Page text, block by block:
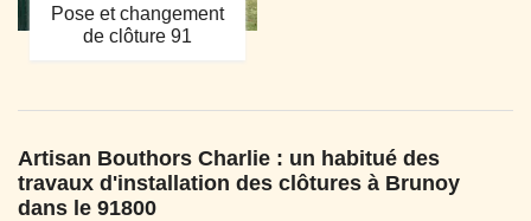
Pose et changement
de clôture 91
Artisan Bouthors Charlie : un habitué des
travaux d'installation des clôtures à Brunoy
dans le 91800